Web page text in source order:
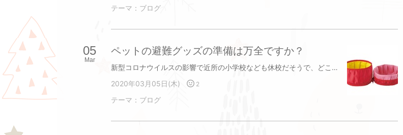
テーマ： ブログ
05
Mar
ペットの避難グッズの準備は万全ですか？
新型コロナウイルスの影響で近所の小学校なども休校だそうで、どこに行っても人通りが少ないです。仕方のない措置だとは分かっていますが、早く終息して活気が戻ってきてほしいものですさて2011年の東日本大震災から丸9年経とうとしています。昨年秋には立て続けに来た台風によって甚大な被害が出たところもありました。いつ訪れるかもしれない災害に対して備えが大切になります特にわんちゃん・ねこちゃんと一緒に暮らす私たちは、人間用の備えの他にも、『ワンちゃん用・ネコちゃん用の備え』が必要ですどんな備えが必要か、どんな考えで行動すればよいか、避難場所は？など、事前にしっかり考えておきましょうまずワンちゃんネコちゃんのキャリーやケージを好きな場所にしておくことが準備の第一歩になります首輪に連絡先などの分かる迷子札を付けるのも良いですねマイクロチップも有用です【準備しておく大切なもの】□いつものフードや療法食、水 （できれば1週間分くらい、賞味期限を定期的にチェック！）□いつも飲んでいるクスリどんなお薬を飲んでいるかが分かるように当院ではお薬手帳を作っていますワクチン証明書なども一緒に入れておくとより良いです□首輪、ハーネス、リード□フードや水を入れる食器（下記のような携帯用のお皿もあります）□キャリーバッグやケージ（拡張できるケージもあります）※画像はお借りしました□おしっこうんちの処理するビニール袋など□携帯用トイレとトイレ砂やシーツこのようにその子に必要なものを非常袋に入れてその子専用に準備しておくことをおすすめしますまたあると便利なお役立ちグッズとしては△タオルやウェットティシュ△マナーベルトやおむつ△おもちゃ△洗濯ネット△ブラシやドライシャンプー△においのついたブランケット△補修用のガムテープや油性ペン などがあります！また万が一、ペットを家に残して避難する時には、防災ステッカーやペット救護依頼カードも役立ちますいつ襲ってくるか分からない災害に備えて、しっかり準備しておくことがスムーズに避難できるポイントになります人間用の非常袋にプラス犬猫用の避難グッズを用意するのは大変だとは思いますが、愛犬・愛猫のためにぜひ準備をお願いします杉並区（荻窪・阿佐ヶ谷・下井草）の犬猫を対象にした動物病院平林ペットクリニック杉並区天沼2-32-50333934880
2020年03月05日(木)
2
テーマ： ブログ